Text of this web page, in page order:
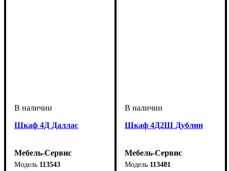
Шкаф 4Д Даллас
Мебель-Сервис
113543
Шкаф 4Д2Ш Дублин
Мебель-Сервис
113481